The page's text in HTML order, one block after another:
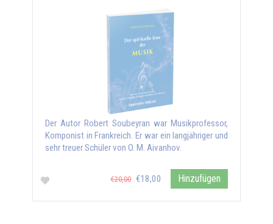
Der Autor Robert Soubeyran war Musikprofessor,
Komponist in Frankreich. Er war ein langjähriger und
sehr treuer Schüler von O. M. Aivanhov.
€20,00 €18,00 Hinzufügen